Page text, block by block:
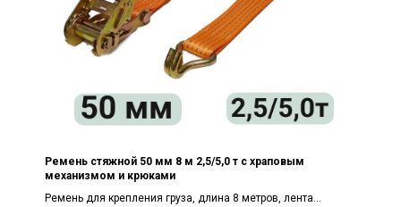
Ремень стяжной 50 мм 8 м 2,5/5,0 т с храповым
механизмом и крюками
Ремень для крепления груза, длина 8 метров, лента